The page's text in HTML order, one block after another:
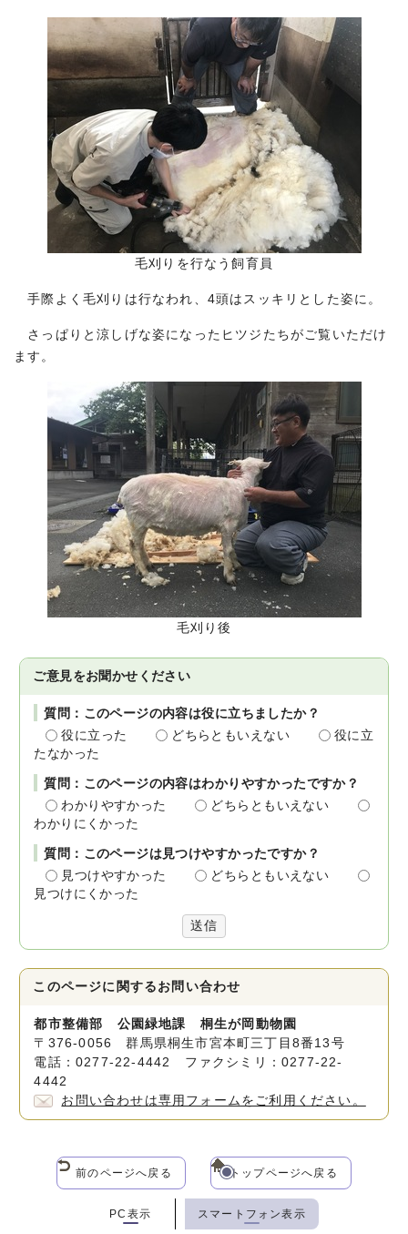
毛刈りを行なう飼育員
手際よく毛刈りは行なわれ、4頭はスッキリとした姿に。
さっぱりと涼しげな姿になったヒツジたちがご覧いただけ
ます。
毛刈り後
ご意見をお聞かせください
質問：このページの内容は役に立ちましたか？
役に立った
どちらともいえない
役に立
たなかった
質問：このページの内容はわかりやすかったですか？
わかりやすかった
どちらともいえない
わかりにくかった
質問：このページは見つけやすかったですか？
見つけやすかった
どちらともいえない
見つけにくかった
送信
このページに関する お問い合わせ
都市整備部 公園緑地課 桐生が岡動物園
〒376-0056 群馬県桐生市宮本町三丁目8番13号
電話：0277-22-4442 ファクシミリ：0277-22-
4442
お問い合わせは専用フォームをご利用ください。
前のページへ戻る トップページへ戻る
PC表示 スマートフォン表示